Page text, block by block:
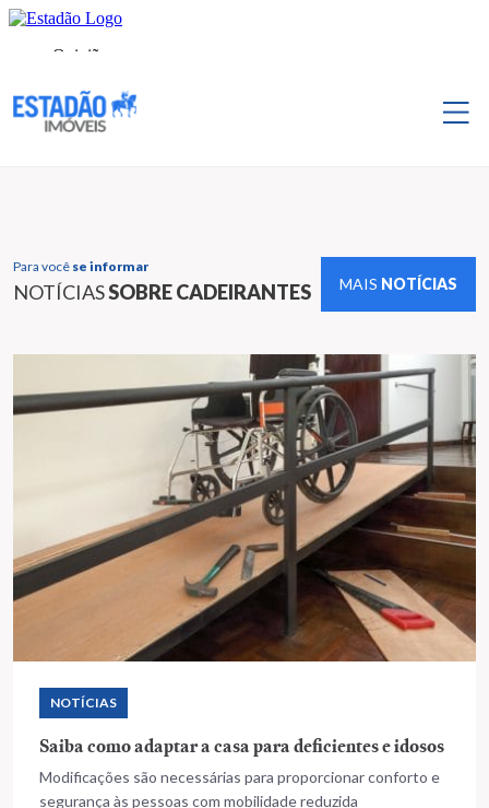
Para você se informar
NOTÍCIASSOBRE CADEIRANTES MAIS NOTÍCIAS
NOTÍCIAS
Saiba como adaptar a casa para deficientes e idosos
Modificações são necessárias para proporcionar conforto e
segurança às pessoas com mobilidade reduzida